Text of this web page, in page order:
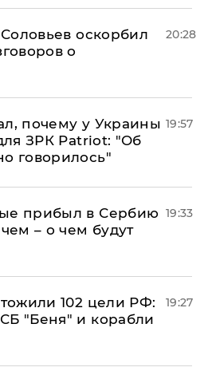
оскорбил
о
20:28
почему у Украины
ЗРК Patriot: "Об
говорилось"
19:57
прибыл в Сербию
– о чем будут
19:33
102 цели РФ:
"Беня" и корабли
19:27